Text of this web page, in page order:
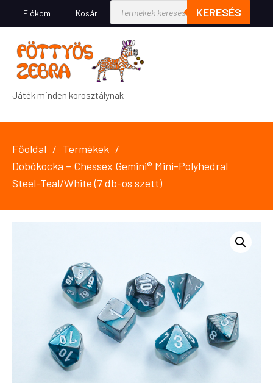
Fiókom Kosár KERESÉS
Játék minden korosztálynak
Főoldal
Termékek
Dobókocka – Chessex Gemini® Mini-Polyhedral
Steel-Teal/White (7 db-os szett)